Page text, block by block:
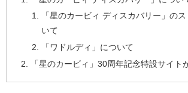
「星のカービィ ディスカバリー」の
いて
「ワドルディ」について
「星のカービィ」30周年記念特設サイト